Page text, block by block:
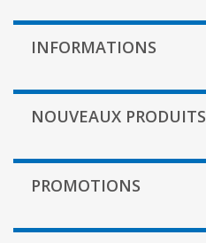
INFORMATIONS
NOUVEAUX PRODUITS
PROMOTIONS